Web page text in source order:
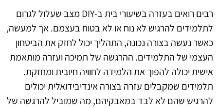
רבים רואים בעזרה בשיעורי בית ב-DIY מצב שעלול לגרום
לתלמידים להרגיש לא נוח או לא בטוח בעצמם. אך למעשה,
כאשר נעשה בצורה נכונה, התהליך יכול לחזק את הביטחון
העצמי של התלמידים. ההרגשה של תמיכה ועזרה מותאמת
אישית יכולה להפוך את הלמידה לחוויה חיובית ומחזקת.
תלמידים שמקבלים עזרה בצורה אינדיבידואלית יכולים
להרגיש שהם לא לבד במאבקיהם, מה שמוביל להרגשה של